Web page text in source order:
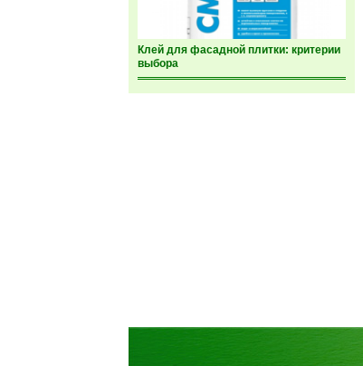
Клей для фасадной плитки: критерии
выбора